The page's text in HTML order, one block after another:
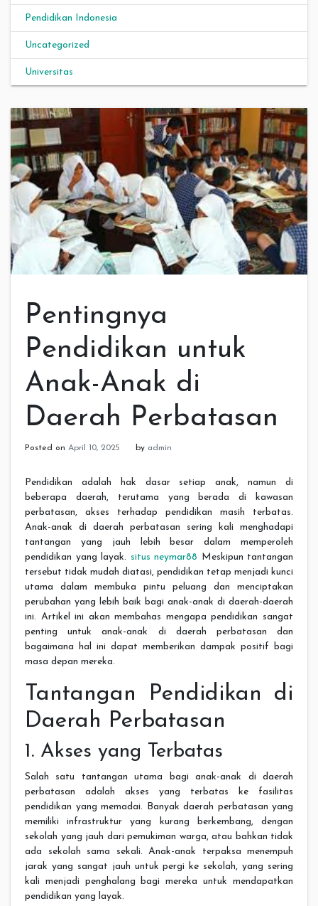
Pendidikan Indonesia
Uncategorized
Universitas
Pentingnya
Pendidikan untuk
Anak-Anak di
Daerah Perbatasan
Posted on April 10, 2025 by admin
Pendidikan adalah hak dasar setiap anak, namun di
beberapa daerah, terutama yang berada di kawasan
perbatasan, akses terhadap pendidikan masih terbatas.
Anak-anak di daerah perbatasan sering kali menghadapi
tantangan yang jauh lebih besar dalam memperoleh
pendidikan yang layak. situs neymar88 Meskipun tantangan
tersebut tidak mudah diatasi, pendidikan tetap menjadi kunci
utama dalam membuka pintu peluang dan menciptakan
perubahan yang lebih baik bagi anak-anak di daerah-daerah
ini. Artikel ini akan membahas mengapa pendidikan sangat
penting untuk anak-anak di daerah perbatasan dan
bagaimana hal ini dapat memberikan dampak positif bagi
masa depan mereka.
Tantangan Pendidikan di
Daerah Perbatasan
1. Akses yang Terbatas
Salah satu tantangan utama bagi anak-anak di daerah
perbatasan adalah akses yang terbatas ke fasilitas
pendidikan yang memadai. Banyak daerah perbatasan yang
memiliki infrastruktur yang kurang berkembang, dengan
sekolah yang jauh dari pemukiman warga, atau bahkan tidak
ada sekolah sama sekali. Anak-anak terpaksa menempuh
jarak yang sangat jauh untuk pergi ke sekolah, yang sering
kali menjadi penghalang bagi mereka untuk mendapatkan
pendidikan yang layak.